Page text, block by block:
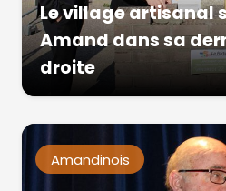
Le village artisanal
Amand dans sa
droite
Amandinois